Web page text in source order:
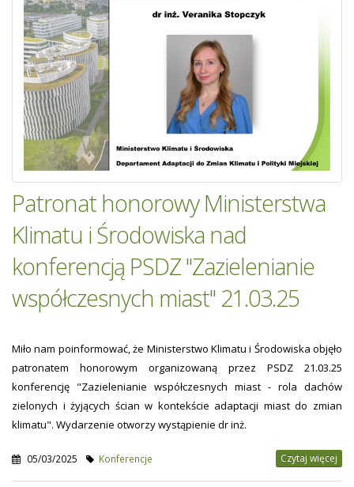
Patronat honorowy Ministerstwa
Klimatu i Środowiska nad
konferencją PSDZ "Zazielenianie
współczesnych miast" 21.03.25
Miło nam poinformować, że Ministerstwo Klimatu i Środowiska objęło
patronatem honorowym organizowaną przez PSDZ 21.03.25
konferencję "Zazielenianie współczesnych miast - rola dachów
zielonych i żyjących ścian w kontekście adaptacji miast do zmian
klimatu". Wydarzenie otworzy wystąpienie dr inż.
05/03/2025 Konferencje Czytaj więcej